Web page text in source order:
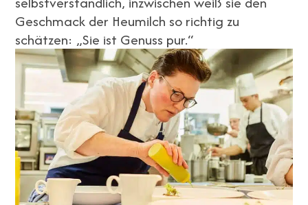
Geschmack der Heumilch so richtig zu
schätzen: „Sie ist Genuss pur.“